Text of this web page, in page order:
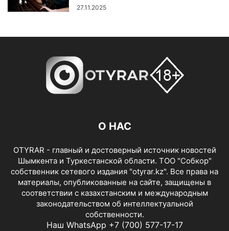
27.11.2025
О НАС
OTYRAR - главный и достоверный источник новостей
Шымкента и Туркестанской области. ТОО "Собкор"
собственник сетевого издания "otyrar.kz". Все права на
материалы, опубликованные на сайте, защищены в
соответствии с казахстанским и международным
законодательством об интеллектуальной
собственности.
Наш WhatsApp +7 (700) 577-17-17